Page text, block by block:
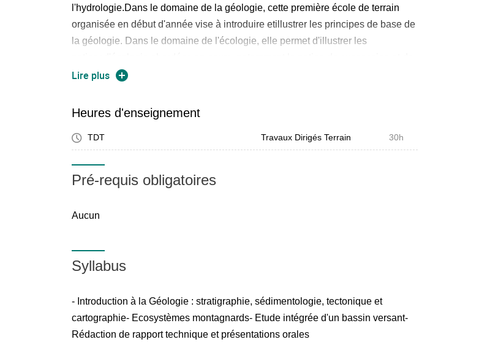
l'hydrologie.Dans le domaine de la géologie, cette première école de terrain
organisée en début d'année vise à introduire etillustrer les principes de base de
la géologie. Dans le domaine de l'écologie, elle permet d'illustrer les
gradient écologique, en étudiant lesfacteurs écologiques régissant la
del'eau, cette école de terrain est consacrée à l'hydrologie. Elle permet de
Compétences minimales à acquérir :Familiariser les étudiants avec les
milieunaturel et en appréhender la complexité.​
Lire plus
Heures d'enseignement
TDT Travaux Dirigés Terrain 30h
Pré-requis obligatoires
Aucun
Syllabus
- Introduction à la Géologie : stratigraphie, sédimentologie, tectonique et
cartographie- Ecosystèmes montagnards- Etude intégrée d'un bassin versant-
Rédaction de rapport technique et présentations orales